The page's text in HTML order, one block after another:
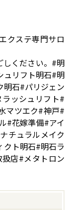
クステ専門サロ
しください。#明
ュリフト明石#明
明石#パリジェン
ッシュリフト#
マツエク#神戸#
#花嫁準備#アイ
チュラルメイク
クト明石#明石ラ
店#メタトロン